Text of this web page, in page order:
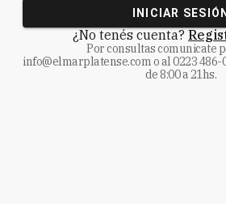
INICIAR SESIÓN
¿No tenés cuenta?
Por consultas comunicate
info@elmarplatense.como al0223 486-
de 8:00 a 21hs.